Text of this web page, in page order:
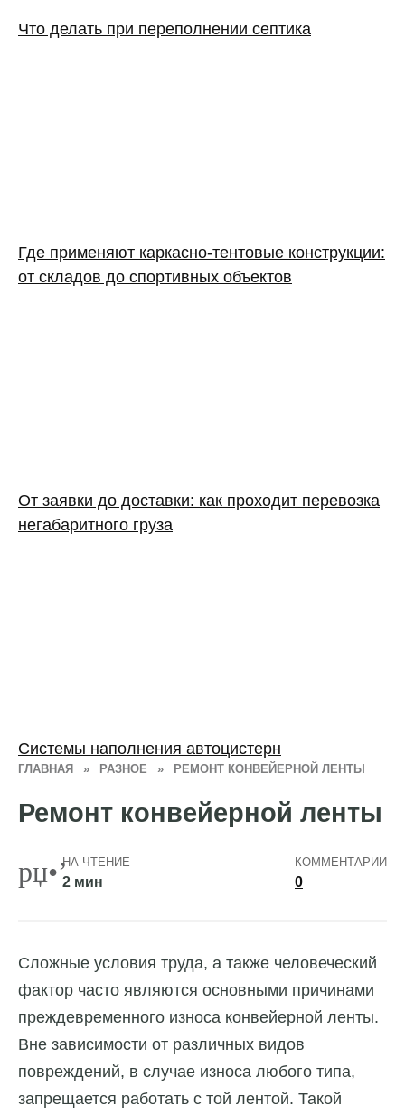
ГЛАВНАЯ » РАЗНОЕ » РЕМОНТ КОНВЕЙЕРНОЙ ЛЕНТЫ
Ремонт конвейерной ленты
НА ЧТЕНИЕ
2 мин
КОММЕНТАРИИ
0
Сложные условия труда, а также человеческий
фактор часто являются основными причинами
преждевременного износа конвейерной ленты.
Вне зависимости от различных видов
повреждений, в случае износа любого типа,
запрещается работать с той лентой. Такой
Что делать при переполнении септика
Где применяют каркасно‑тентовые конструкции:
от складов до спортивных объектов
От заявки до доставки: как проходит перевозка
негабаритного груза
Системы наполнения автоцистерн